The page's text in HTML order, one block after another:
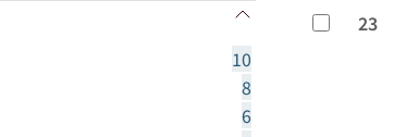
10
8
6
勾選 23